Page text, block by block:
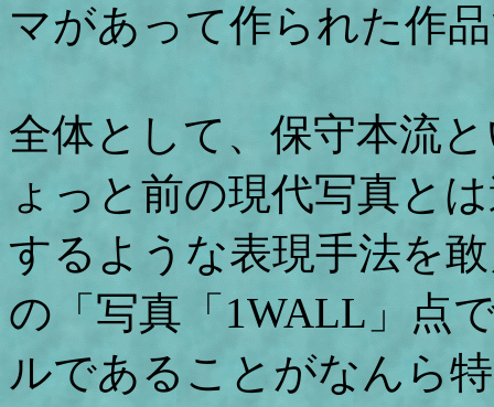
マがあって作られた作
全体として、保守本流
ょっと前の現代写真と
するような表現手法を
の「写真「1WALL」点
ルであることがなんら